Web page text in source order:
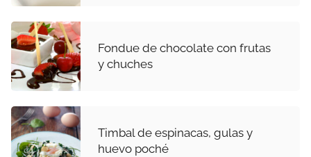
Fondue de chocolate con frutas
y chuches
Timbal de espinacas, gulas y
huevo poché